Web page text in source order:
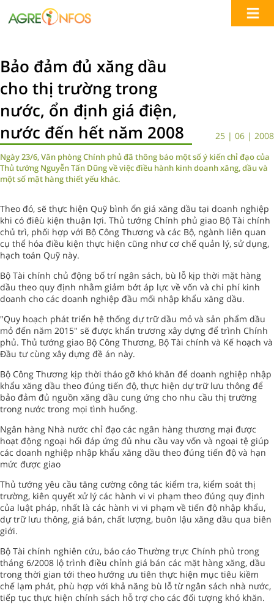
Bảo đảm đủ xăng dầu
cho thị trường trong
nước, ổn định giá điện,
nước đến hết năm 2008
25 | 06 | 2008
Ngày 23/6, Văn phòng Chính phủ đã thông báo một số ý kiến chỉ đạo của
Thủ tướng Nguyễn Tấn Dũng về việc điều hành kinh doanh xăng, dầu và
một số mặt hàng thiết yếu khác.
Theo đó, sẽ thực hiện Quỹ bình ổn giá xăng dầu tại doanh nghiệp
khi có điêù kiện thuận lợi. Thủ tướng Chính phủ giao Bộ Tài chính
chủ trì, phối hợp với Bộ Công Thương và các Bộ, ngành liên quan
cụ thể hóa điều kiện thực hiện cũng như cơ chế quản lý, sử dụng,
hạch toán Quỹ này.
Bộ Tài chính chủ động bố trí ngân sách, bù lỗ kịp thời mặt hàng
dầu theo quy định nhằm giảm bớt áp lực về vốn và chi phí kinh
doanh cho các doanh nghiệp đầu mối nhập khẩu xăng dầu.
"Quy hoạch phát triển hệ thống dự trữ dầu mỏ và sản phẩm dầu
mỏ đến năm 2015" sẽ được khẩn trương xây dựng để trình Chính
phủ. Thủ tướng giao Bộ Công Thương, Bộ Tài chính và Kế hoạch và
Đầu tư cùng xây dựng đề án này.
Bộ Công Thương kịp thời tháo gỡ khó khăn để doanh nghiệp nhập
khẩu xăng dầu theo đúng tiến độ, thực hiện dự trữ lưu thông để
bảo đảm đủ nguồn xăng dầu cung ứng cho nhu cầu thị trường
trong nước trong mọi tình huống.
Ngân hàng Nhà nước chỉ đạo các ngân hàng thương mại được
hoạt động ngoại hối đáp ứng đủ nhu cầu vay vốn và ngoại tệ giúp
các doanh nghiệp nhập khẩu xăng dầu theo đúng tiến độ và hạn
mức được giao
Thủ tướng yêu cầu tăng cường công tác kiểm tra, kiểm soát thị
trường, kiên quyết xử lý các hành vi vi phạm theo đúng quy định
của luật pháp, nhất là các hành vi vi phạm về tiến độ nhập khẩu,
dự trữ lưu thông, giá bán, chất lượng, buôn lậu xăng dầu qua biên
giới.
Bộ Tài chính nghiên cứu, báo cáo Thường trực Chính phủ trong
tháng 6/2008 lộ trình điều chỉnh giá bán các mặt hàng xăng, dầu
trong thời gian tới theo hướng ưu tiên thực hiện mục tiêu kiềm
chế lạm phát, phù hợp với khả năng bù lỗ từ ngân sách nhà nước,
tiếp tục thực hiện chính sách hỗ trợ cho các đối tượng khó khăn.